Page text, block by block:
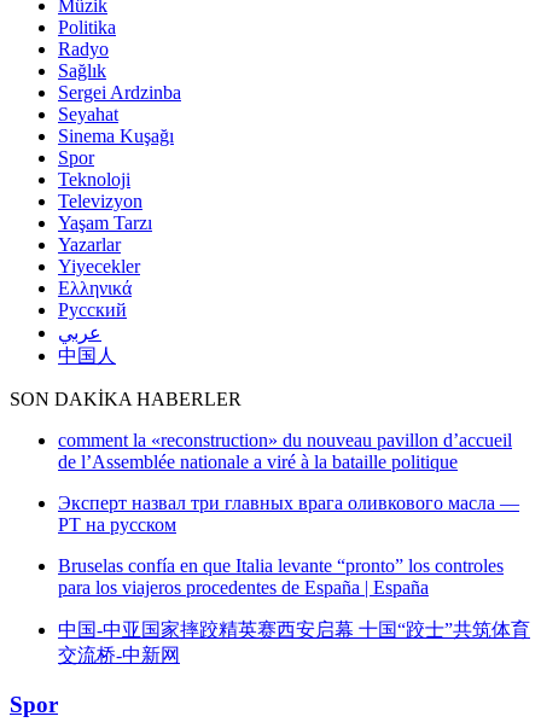
Müzik
Politika
Radyo
Sağlık
Sergei Ardzinba
Seyahat
Sinema Kuşağı
Spor
Teknoloji
Televizyon
Yaşam Tarzı
Yazarlar
Yiyecekler
Ελληνικά
Русский
عربي
中国人
SON DAKİKA HABERLER
comment la «reconstruction» du nouveau pavillon d’accueil
de l’Assemblée nationale a viré à la bataille politique
Эксперт назвал три главных врага оливкового масла —
РТ на русском
Bruselas confía en que Italia levante “pronto” los controles
para los viajeros procedentes de España | España
中国-中亚国家摔跤精英赛西安启幕 十国“跤士”共筑体育
交流桥-中新网
Spor